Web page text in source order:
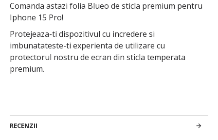
Comanda astazi folia Blueo de sticla premium pentru
Iphone 15 Pro!
Protejeaza-ti dispozitivul cu incredere si
imbunatateste-ti experienta de utilizare cu
protectorul nostru de ecran din sticla temperata
premium.
RECENZII